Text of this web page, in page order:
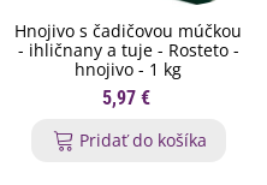
Hnojivo s čadičovou múčkou
- ihličnany a tuje - Rosteto -
hnojivo - 1 kg
5,97 €
Pridať do košíka